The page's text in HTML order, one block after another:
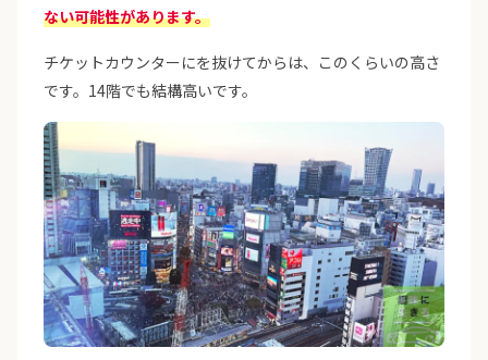
ない可能性があります。
チケットカウンターにを抜けてからは、このくらいの高さ
です。14階でも結構高いです。